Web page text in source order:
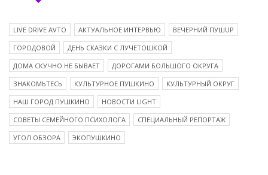
LIVE DRIVE AVTO АКТУАЛЬНОЕ ИНТЕРВЬЮ
ВЕЧЕРНИЙ ПУШUP
ГОРОДОВОЙ
ДЕНЬ СКАЗКИ С ЛУЧЕТОШКОЙ
ДОМА СКУЧНО НЕ БЫВАЕТ
ДОРОГАМИ БОЛЬШОГО ОКРУГА
ЗНАКОМЬТЕСЬ
КУЛЬТУРНОЕ ПУШКИНО
КУЛЬТУРНЫЙ ОКРУГ
НАШ ГОРОД ПУШКИНО
НОВОСТИ LIGHT
СОВЕТЫ СЕМЕЙНОГО ПСИХОЛОГА
СПЕЦИАЛЬНЫЙ РЕПОРТАЖ
УГОЛ ОБЗОРА
ЭКОПУШКИНО